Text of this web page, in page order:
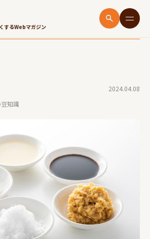
するWebマガジン
調味料の「さしすせそ」を覚え
う！
2024.04.08
知識